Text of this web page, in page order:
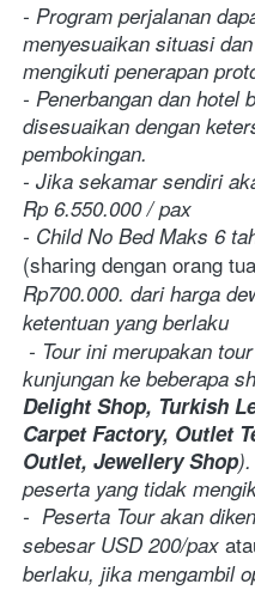
- Program perjalanan
menyesuaikan situasi
mengikuti penerapan
- Penerbangan dan hotel
disesuaikan dengan
pembokingan.
- Jika sekamar sendiri
Rp 6.550.000 / pax
- Child No Bed Maks 6
(sharing dengan orang
Rp700.000. dari harga
ketentuan yang berlaku
- Tour ini merupakan
kunjungan ke beberapa
Delight Shop, Turkish
Carpet Factory, Outlet
Outlet, Jewellery Shop
peserta yang tidak
-  Peserta Tour akan
sebesar USD 200/pax
berlaku, jika mengambil